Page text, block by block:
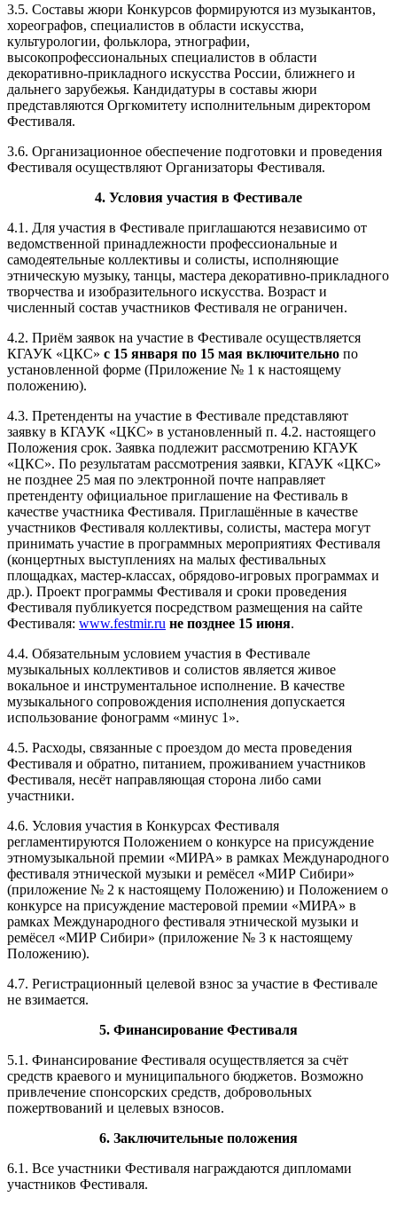
3.5. Составы жюри Конкурсов формируются из музыкантов,
хореографов, специалистов в области искусства,
культурологии, фольклора, этнографии,
высокопрофессиональных специалистов в области
декоративно-прикладного искусства России, ближнего и
дальнего зарубежья. Кандидатуры в составы жюри
представляются Оргкомитету исполнительным директором
Фестиваля.
3.6. Организационное обеспечение подготовки и проведения
Фестиваля осуществляют Организаторы Фестиваля.
4. Условия участия в Фестивале
4.1. Для участия в Фестивале приглашаются независимо от
ведомственной принадлежности профессиональные и
самодеятельные коллективы и солисты, исполняющие
этническую музыку, танцы, мастера декоративно-прикладного
творчества и изобразительного искусства. Возраст и
численный состав участников Фестиваля не ограничен.
4.2. Приём заявок на участие в Фестивале осуществляется
КГАУК «ЦКС» с 15 января по 15 мая включительно по
установленной форме (Приложение № 1 к настоящему
положению).
4.3. Претенденты на участие в Фестивале представляют
заявку в КГАУК «ЦКС» в установленный п. 4.2. настоящего
Положения срок. Заявка подлежит рассмотрению КГАУК
«ЦКС». По результатам рассмотрения заявки, КГАУК «ЦКС»
не позднее 25 мая по электронной почте направляет
претенденту официальное приглашение на Фестиваль в
качестве участника Фестиваля. Приглашённые в качестве
участников Фестиваля коллективы, солисты, мастера могут
принимать участие в программных мероприятиях Фестиваля
(концертных выступлениях на малых фестивальных
площадках, мастер-классах, обрядово-игровых программах и
др.). Проект программы Фестиваля и сроки проведения
Фестиваля публикуется посредством размещения на сайте
Фестиваля: www.festmir.ru не позднее 15 июня.
4.4. Обязательным условием участия в Фестивале
музыкальных коллективов и солистов является живое
вокальное и инструментальное исполнение. В качестве
музыкального сопровождения исполнения допускается
использование фонограмм «минус 1».
4.5. Расходы, связанные с проездом до места проведения
Фестиваля и обратно, питанием, проживанием участников
Фестиваля, несёт направляющая сторона либо сами
участники.
4.6. Условия участия в Конкурсах Фестиваля
регламентируются Положением о конкурсе на присуждение
этномузыкальной премии «МИРА» в рамках Международного
фестиваля этнической музыки и ремёсел «МИР Сибири»
(приложение № 2 к настоящему Положению) и Положением о
конкурсе на присуждение мастеровой премии «МИРА» в
рамках Международного фестиваля этнической музыки и
ремёсел «МИР Сибири» (приложение № 3 к настоящему
Положению).
4.7. Регистрационный целевой взнос за участие в Фестивале
не взимается.
5. Финансирование Фестиваля
5.1. Финансирование Фестиваля осуществляется за счёт
средств краевого и муниципального бюджетов. Возможно
привлечение спонсорских средств, добровольных
пожертвований и целевых взносов.
6. Заключительные положения
6.1. Все участники Фестиваля награждаются дипломами
участников Фестиваля.